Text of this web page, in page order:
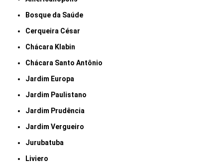
Bosque da Saúde
Cerqueira César
Chácara Klabin
Chácara Santo Antônio
Jardim Europa
Jardim Paulistano
Jardim Prudência
Jardim Vergueiro
Jurubatuba
Liviero